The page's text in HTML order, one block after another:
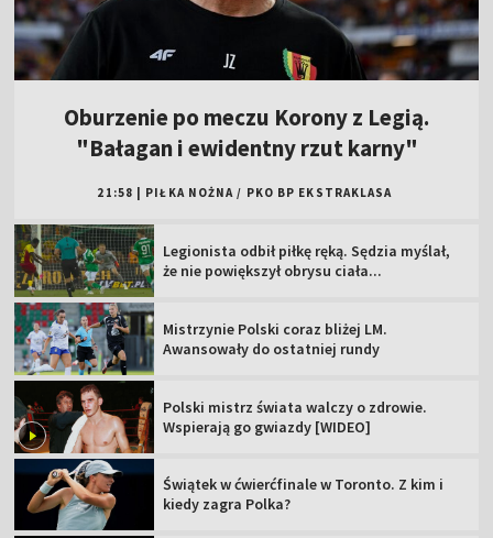
Oburzenie po meczu Korony z Legią.
"Bałagan i ewidentny rzut karny"
21:58 PIŁKA NOŻNA / PKO BP EKSTRAKLASA
Legionista odbił piłkę ręką. Sędzia myślał,
że nie powiększył obrysu ciała...
Mistrzynie Polski coraz bliżej LM.
Awansowały do ostatniej rundy
Polski mistrz świata walczy o zdrowie.
Wspierają go gwiazdy [WIDEO]
Świątek w ćwierćfinale w Toronto. Z kim i
kiedy zagra Polka?